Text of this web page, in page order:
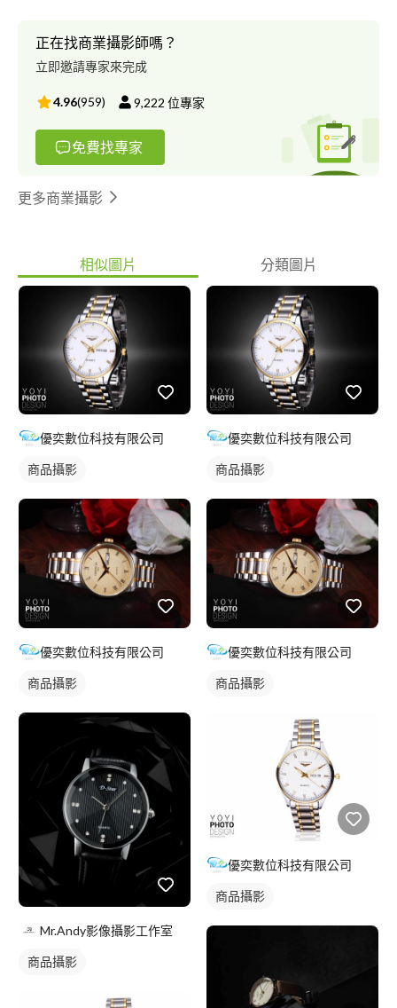
正在找商業攝影師嗎？
立即邀請專家來完成
4.96(959) 9,222 位專家
免費找專家
更多商業攝影
相似圖片 分類圖片
優奕數位科技有限公司
商品攝影
優奕數位科技有限公司
商品攝影
Mr.Andy影像攝影工作室
商品攝影
優奕數位科技有限公司
商品攝影
優奕數位科技有限公司
商品攝影
優奕數位科技有限公司
商品攝影